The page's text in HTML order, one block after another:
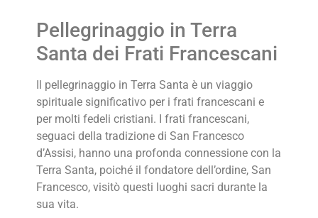
Pellegrinaggio in Terra
Santa dei Frati Francescani
Il pellegrinaggio in Terra Santa è un viaggio
spirituale significativo per i frati francescani e
per molti fedeli cristiani. I frati francescani,
seguaci della tradizione di San Francesco
d’Assisi, hanno una profonda connessione con la
Terra Santa, poiché il fondatore dell’ordine, San
Francesco, visitò questi luoghi sacri durante la
sua vita.